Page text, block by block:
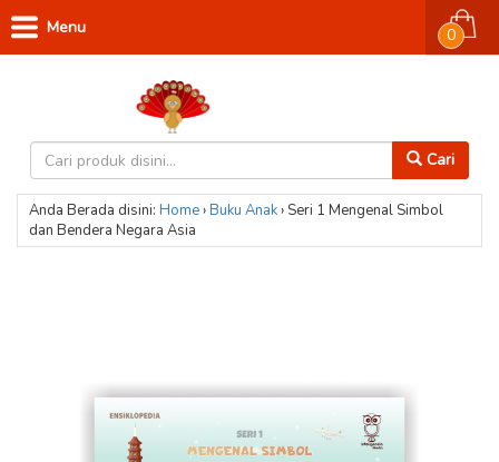
Cari
0
Menu
Anda Berada disini: Home›Buku Anak› Seri 1 Mengenal Simbol
dan Bendera Negara Asia